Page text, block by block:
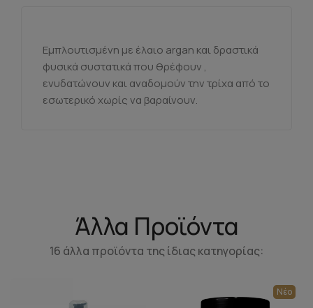
Εμπλουτισμένη με έλαιο argan και δραστικά
φυσικά συστατικά που θρέφουν ,
ενυδατώνουν και αναδομούν την τρίχα από το
εσωτερικό χωρίς να βαραίνουν.
Άλλα Προϊόντα
16 άλλα προϊόντα της ίδιας κατηγορίας:
Νέο